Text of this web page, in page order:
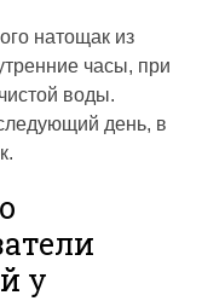
натощак из
часы, при
воды.
день, в
у